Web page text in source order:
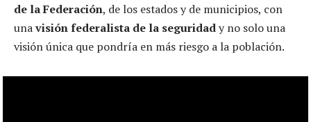
de la Federación, de los estados y de municipios, con
unavisión federalista de la seguridady no solo una
visión única que pondría en más riesgo a la población.